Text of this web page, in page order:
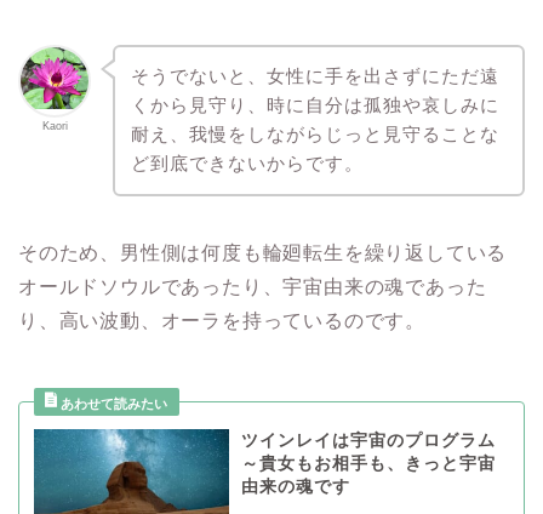
Kaori
そうでないと、女性に手を出さずにただ遠
くから見守り、時に自分は孤独や哀しみに
耐え、我慢をしながらじっと見守ることな
ど到底できないからです。
そのため、男性側は何度も輪廻転生を繰り返している
オールドソウルであったり、宇宙由来の魂であった
り、高い波動、オーラを持っているのです。
ツインレイは宇宙のプログラム
～貴女もお相手も、きっと宇宙
由来の魂です